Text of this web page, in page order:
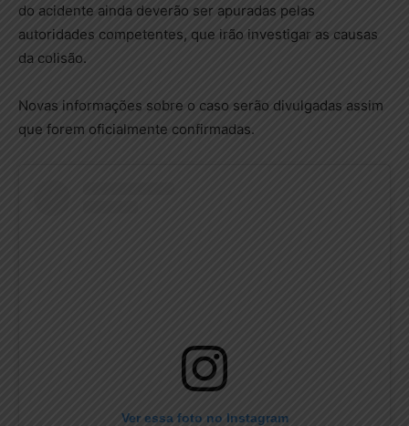
do acidente ainda deverão ser apuradas pelas
autoridades competentes, que irão investigar as causas
da colisão.
Novas informações sobre o caso serão divulgadas assim
que forem oficialmente confirmadas.
Ver essa foto no Instagram